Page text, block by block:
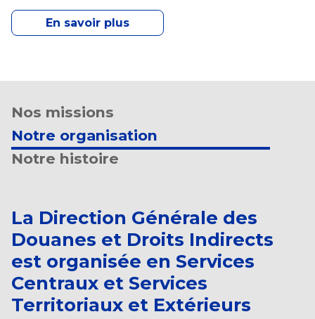
En savoir plus
Nos missions
Notre organisation
Notre histoire
La Direction Générale des
Douanes et Droits Indirects
est organisée en Services
Centraux et Services
Territoriaux et Extérieurs